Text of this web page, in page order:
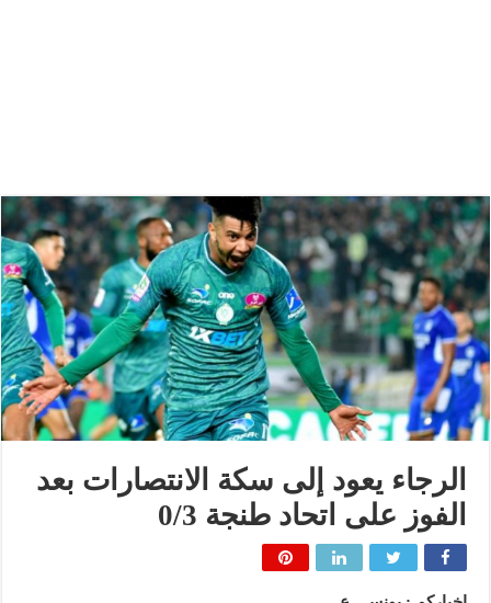
الرجاء يعود إلى سكة الانتصارات بعد
الفوز على اتحاد طنجة 0/3